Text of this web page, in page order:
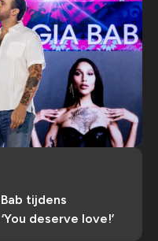
tijdens
deserve love!’